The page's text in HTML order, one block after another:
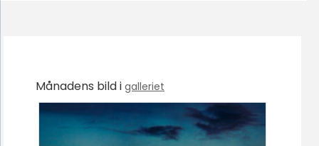
Månadens bild i galleriet